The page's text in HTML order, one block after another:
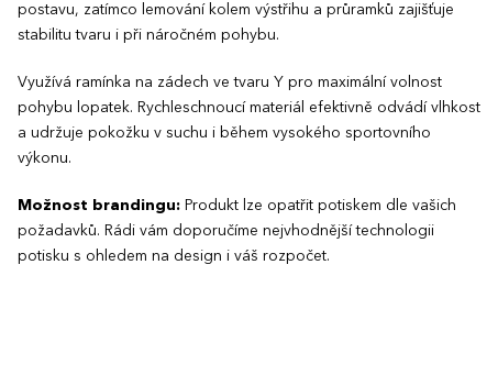
postavu, zatímco lemování kolem výstřihu a průramků zajišťuje
stabilitu tvaru i při náročném pohybu.
Využívá ramínka na zádech ve tvaru Y pro maximální volnost
pohybu lopatek. Rychleschnoucí materiál efektivně odvádí vlhkost
a udržuje pokožku v suchu i během vysokého sportovního
výkonu.
Možnost brandingu: Produkt lze opatřit potiskem dle vašich
požadavků. Rádi vám doporučíme nejvhodnější technologii
potisku s ohledem na design i váš rozpočet.